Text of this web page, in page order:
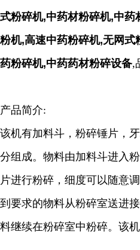
式粉碎机,中药材粉碎机,中
粉机,高速中药粉碎机,无网
药粉碎机,中药药材粉碎设备,
产品简介:
该机有加料斗，粉碎锤片，
分组成。物料由加料斗进入
片进行粉碎，细度可以随意
到要求的物料从粉碎室送进
料继续在粉碎室中粉碎。该